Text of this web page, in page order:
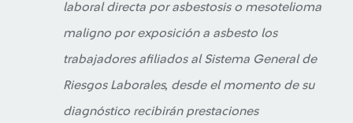
laboral directa por asbestosis o mesotelioma
maligno por exposición a asbesto los
trabajadores afiliados al Sistema General de
Riesgos Laborales, desde el momento de su
diagnóstico recibirán prestaciones